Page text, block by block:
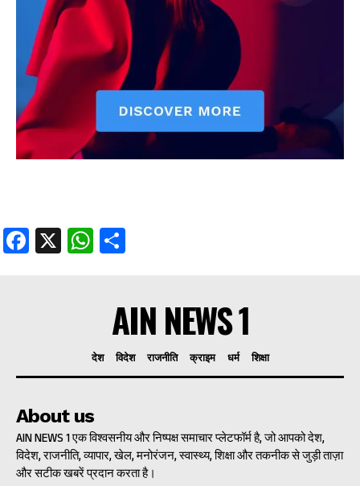
Facebook
X WhatsApp
AIN NEWS 1
देश विदेश राजनीति क्राइम धर्म शिक्षा
About us
AIN NEWS 1 एक विश्वसनीय और निष्पक्ष समाचार प्लेटफॉर्म है, जो आपको देश,
विदेश, राजनीति, व्यापार, खेल, मनोरंजन, स्वास्थ्य, शिक्षा और तकनीक से जुड़ी ताज़ा
और सटीक खबरें प्रदान करता है।